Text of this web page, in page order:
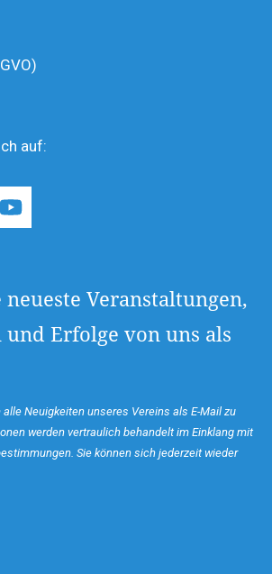
auf:
neueste Veranstaltungen,
Erfolge von uns als
Neuigkeiten unseres Vereins als E-Mail zu
werden vertraulich behandelt im Einklang mit
Sie können sich jederzeit wieder